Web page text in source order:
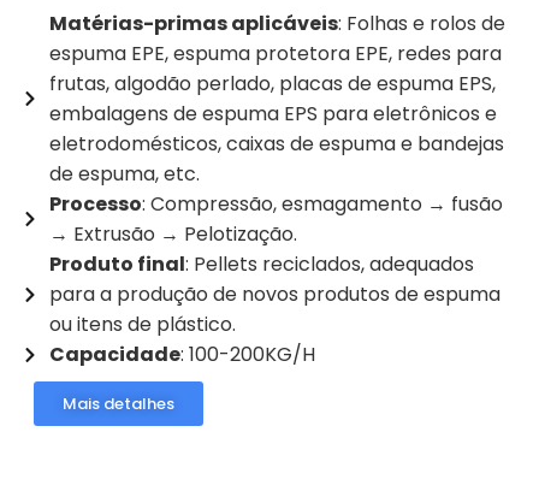
Matérias-primas aplicáveis: Folhas e rolos de
espuma EPE, espuma protetora EPE, redes para
frutas, algodão perlado, placas de espuma EPS,
embalagens de espuma EPS para eletrônicos e
eletrodomésticos, caixas de espuma e bandejas
de espuma, etc.
Processo: Compressão, esmagamento → fusão
→ Extrusão → Pelotização.
Produto final: Pellets reciclados, adequados
para a produção de novos produtos de espuma
ou itens de plástico.
Capacidade: 100-200KG/H
Mais detalhes